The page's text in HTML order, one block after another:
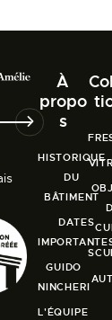
À
propo
s
HISTORIQUE
DU
BÂTIMENT
DATES
GUIDO
NINCHERI
L'ÉQUIPE